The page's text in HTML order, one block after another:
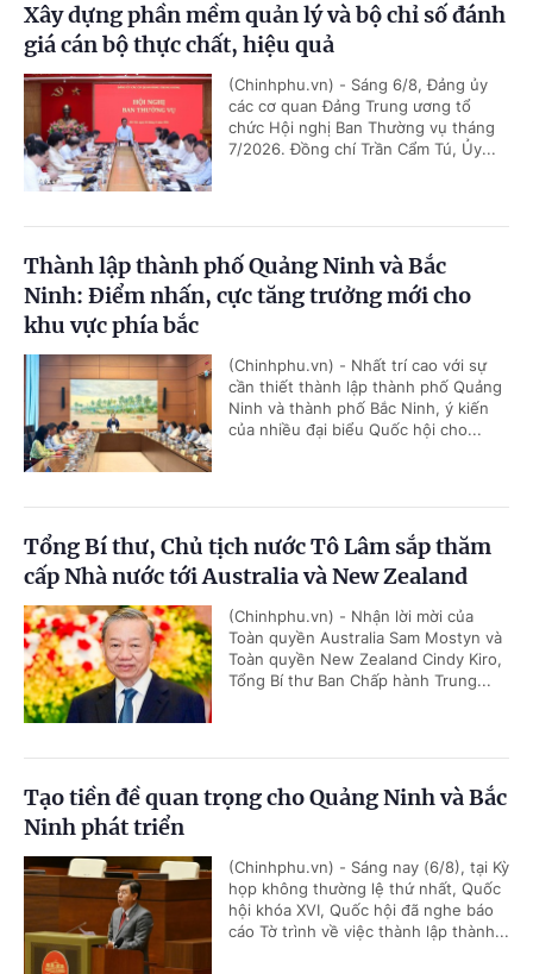
Xây dựng phần mềm quản lý và bộ chỉ số đánh
giá cán bộ thực chất, hiệu quả
(Chinhphu.vn) - Sáng 6/8, Đảng ủy
các cơ quan Đảng Trung ương tổ
chức Hội nghị Ban Thường vụ tháng
7/2026. Đồng chí Trần Cẩm Tú, Ủy...
Thành lập thành phố Quảng Ninh và Bắc
Ninh: Điểm nhấn, cực tăng trưởng mới cho
khu vực phía bắc
(Chinhphu.vn) - Nhất trí cao với sự
cần thiết thành lập thành phố Quảng
Ninh và thành phố Bắc Ninh, ý kiến
của nhiều đại biểu Quốc hội cho...
Tổng Bí thư, Chủ tịch nước Tô Lâm sắp thăm
cấp Nhà nước tới Australia và New Zealand
(Chinhphu.vn) - Nhận lời mời của
Toàn quyền Australia Sam Mostyn và
Toàn quyền New Zealand Cindy Kiro,
Tổng Bí thư Ban Chấp hành Trung...
Tạo tiền đề quan trọng cho Quảng Ninh và Bắc
Ninh phát triển
(Chinhphu.vn) - Sáng nay (6/8), tại Kỳ
họp không thường lệ thứ nhất, Quốc
hội khóa XVI, Quốc hội đã nghe báo
cáo Tờ trình về việc thành lập thành...